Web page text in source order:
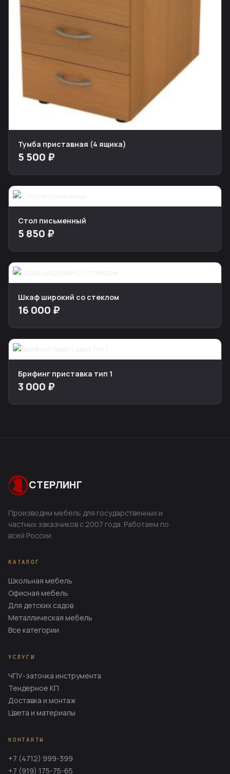
Тумба приставная (4 ящика)
5 500 ₽
Стол письменный
5 850 ₽
Шкаф широкий со стеклом
16 000 ₽
Брифинг приставка тип 1
3 000 ₽
СТЕРЛИНГ
Производим мебель для государственных и
частных заказчиков с 2007 года. Работаем по
всей России.
КАТАЛОГ
Школьная мебель
Офисная мебель
Для детских садов
Металлическая мебель
Все категории
УСЛУГИ
ЧПУ-заточка инструмента
Тендерное КП
Доставка и монтаж
Цвета и материалы
КОНТАКТЫ
+7 (4712) 999-399
+7 (919) 175-75-65